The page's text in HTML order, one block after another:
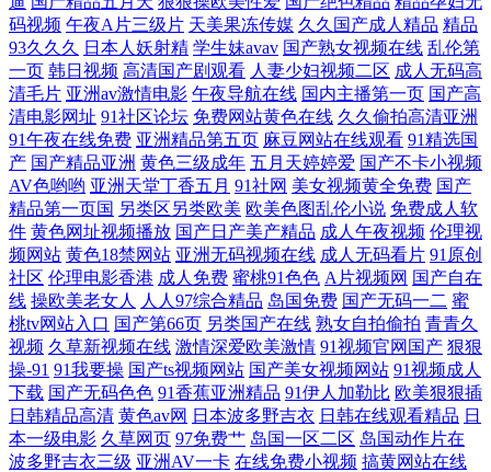
产剧情亚洲一区二区 日韩一道日 爱豆福利导航 欧美日本色色 中文在线资
源天堂w2019 精品自拍视频在线 亚洲国产综合专 国产精品va尤 日韩欧美
第一页 bt天堂bt电影下载 欧美福利资源在线观看 中国国产国产高清在线
级在线aa免费大片 午夜看片未满十八勿进 福利社试看一分钟 日韩不卡在
线观看 www国产www 欧美精品乱人伦久久久反 宅男噜66免费看网站 黑
丝国产精品久久AV 午夜视频在 福利精品店 日本视频91 av涩涩 女生隐私
屁 原来神马电影网最新电视剧 在线免费观看三 韩国美女主播青草 性国产
video 探花内射网 成全动漫影视大全 区三区精99 91色色软件下载 每日最
新 亚洲自拍偷拍二区 国产丝袜日韩精品 五月香丁激情欧美 东京热麻豆 日
码视频 午夜A片三级片 天美果冻传媒 久久国产成人精品 精品
93久久久
日本人妖射精 学生妹avav 国产熟女视频在线 乱伦第
一页 韩日视频 高清国产剧观看 人妻少妇视频二区 成人无码高
清毛片 亚洲av激情电影 午夜导航在线 国内主播第一页 国产高
清电影网址 91社区论坛 免费网站黄色在线 久久偷拍高清亚洲
91午夜在线免费 亚洲精品第五页 麻豆网站在线观看 91精选国
产 国产精品亚洲 黄色三级成年 五月天婷婷爱 国产不卡小视频
AV色哟哟 亚洲天堂丁香五月 91社网 美女视频黄全免费 国产
精品第一页国 另类区另类欧美 欧美色图乱伦小说 免费成人软
件 黄色网址视频播放 国产日产美产精品 成人午夜视频 伦理视
频网站 黄色18禁网站 亚洲无码视频在线 成人无码看片 91原创
社区 伦理电影香港 成人免费 蜜桃91色色 A片视频网 国产自在
线 操欧美老女人 人人97综合精品 岛国免费 国产无码一二 蜜
桃tv网站入口 国产第66页 另类国产在线 熟女自拍偷拍 青青久
视频 久草新视频在线 激情深爱欧美激情 91视频官网国产 狠狠
操-91 91我要操 国产ts视频网站 国产美女视频网站 91视频成人
下载 国产无码色色 91香蕉亚洲精品 91伊人加勒比 欧美狠狠插
日韩精品高清 黄色av网 日本波多野吉衣 日韩在线观看精品 日
本一级电影 久草网页 97免费艹 岛国一区二区 岛国动作片在
波多野吉衣三级 亚洲AV一卡 在线免费小视频 搞黄网站在线